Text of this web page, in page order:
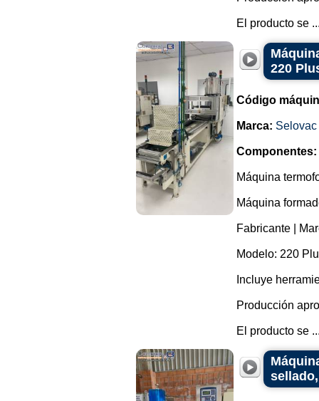
El producto se
220
Código
Marca: Selovac
Componentes:
Máquina
Máquina
Fabricante |
Modelo: 220
Incluye
Producción
El producto se